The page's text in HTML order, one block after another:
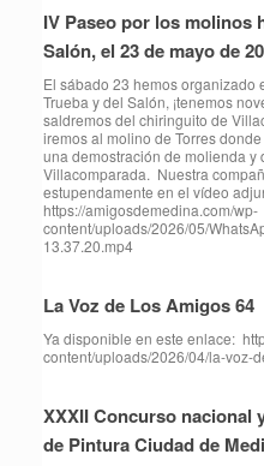
IV Paseo por los molinos
Salón, el 23 de mayo de
⁠El sábado 23 hemos organizado
Trueba y del Salón, ¡tenemos
saldremos del chiringuito de
iremos al molino de Torres
una demostración de molienda
Villacomparada. Nuestra
estupendamente en el vídeo
https://amigosdemedina.com/wp-
content/uploads/2026/05/
13.37.20.mp4
La Voz de Los Amigos 64
Ya disponible en este enlace:
content/uploads/2026/04/la-voz-
XXXII Concurso nacional
de Pintura Ciudad de